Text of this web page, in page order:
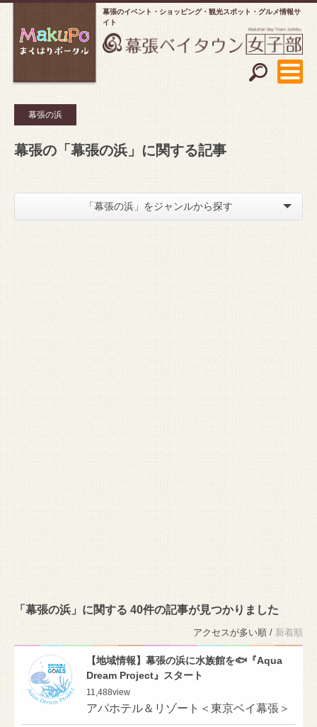
幕張のイベント・ショッピング
観光スポット・グルメ情報サ
イト
幕張の浜
幕張の「幕張の浜」に関する記事
「幕張の浜」をジャンルから探す
「幕張の浜」に関する 40件の記事が見つかりました
アクセスが多い順 / 新着順
【地域情報】幕張の浜に水族館を🐟『Aqua
Dream Project』スタート
11,488view
アパホテル＆リゾート＜東京ベイ幕張＞